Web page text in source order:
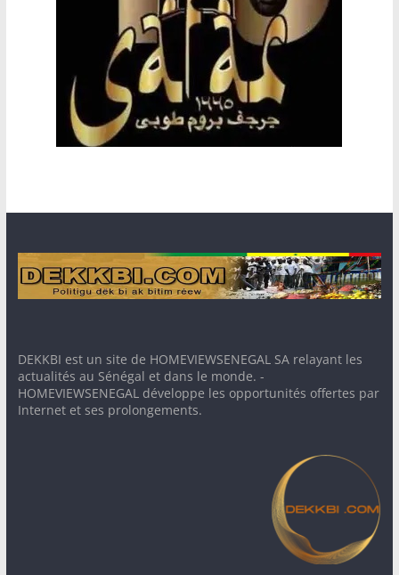
DEKKBI est un site de HOMEVIEWSENEGAL SA relayant les
actualités au Sénégal et dans le monde. -
HOMEVIEWSENEGAL développe les opportunités offertes par
Internet et ses prolongements.